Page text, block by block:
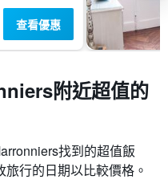
查看優惠
附近超值的
找到的超值飯
行的日期以比較價格。